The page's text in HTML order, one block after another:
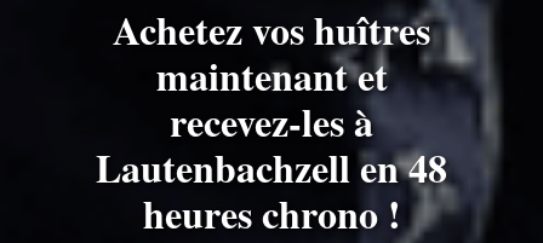
Achetez vos huîtres
maintenant et
recevez-les à
Lautenbachzell en 48
heures chrono !